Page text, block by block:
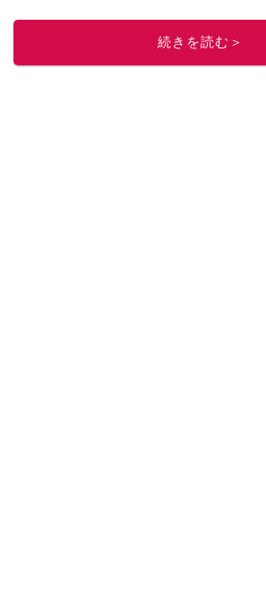
ニュースでフォロー
続きを読む＞